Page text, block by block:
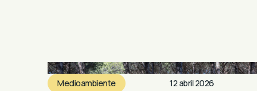
Medioambiente 12 abril 2026